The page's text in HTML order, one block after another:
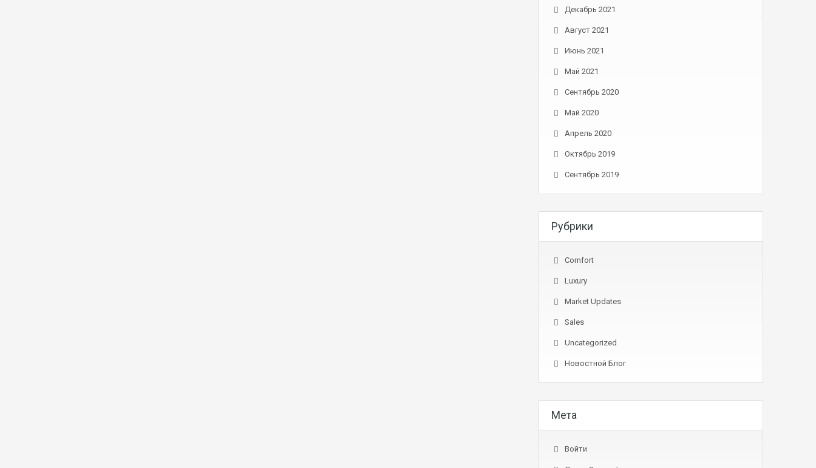
Декабрь 2021
Август 2021
Июнь 2021
Май 2021
Сентябрь 2020
Май 2020
Апрель 2020
Октябрь 2019
Сентябрь 2019
Рубрики
Comfort
Luxury
Market Updates
Sales
Uncategorized
Новостной Блог
Мета
Войти